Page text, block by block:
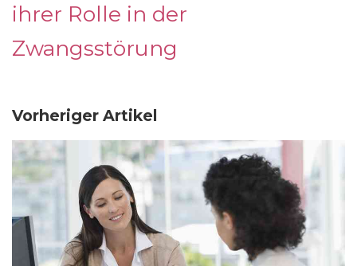
ihrer Rolle in der
Zwangsstörung
Vorheriger Artikel